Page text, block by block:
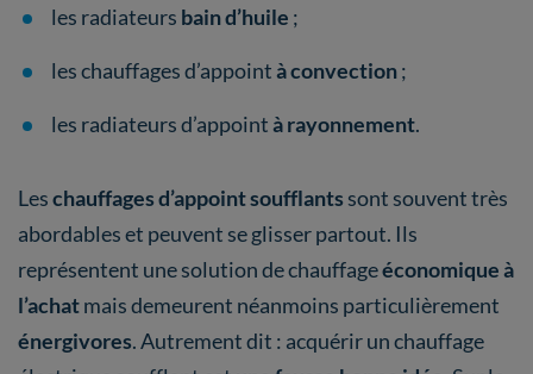
les radiateurs bain d’huile ;
les chauffages d’appointà convection;
les radiateurs d’appointà rayonnement.
Leschauffages d’appoint soufflants sont souvent très
abordables et peuvent se glisser partout. Ils
représentent une solution de chauffageéconomique à
l’achatmais demeurent néanmoins particulièrement
énergivores. Autrement dit : acquérir un chauffage